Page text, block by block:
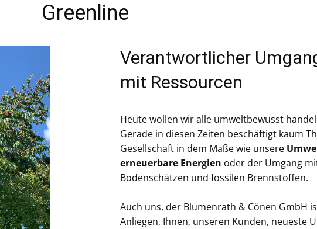
Greenline
Verantwortlicher
mit Ressourcen
Heute wollen wir alle umweltbewusst
Gerade in diesen Zeiten beschäftigt kaum
Gesellschaft in dem Maße wie unsere
erneuerbare Energien oder der Umgang
Bodenschätzen und fossilen Brennstoffen.
Auch uns, der Blumenrath & Cönen GmbH
Anliegen, Ihnen, unseren Kunden, neueste